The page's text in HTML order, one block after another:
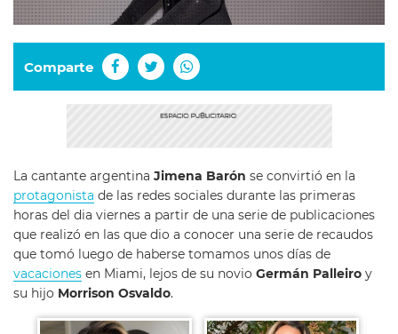
Comparte
La cantante argentina Jimena Barón se convirtió en la
protagonista de las redes sociales durante las primeras
horas del dia viernes a partir de una serie de publicaciones
que realizó en las que dio a conocer una serie de recaudos
que tomó luego de haberse tomamos unos días de
vacaciones en Miami, lejos de su novio Germán Palleiro y
su hijo Morrison Osvaldo.